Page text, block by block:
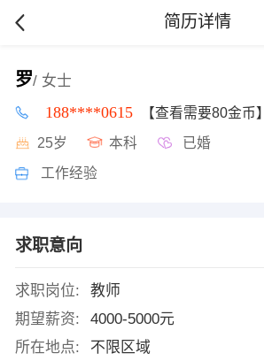
简历详情
罗/ 女士
188****0615 【查看需要80金币】
25岁 本科 已婚
工作经验
求职意向
求职岗位:
教师
期望薪资:
4000-5000元
所在地点:
不限区域